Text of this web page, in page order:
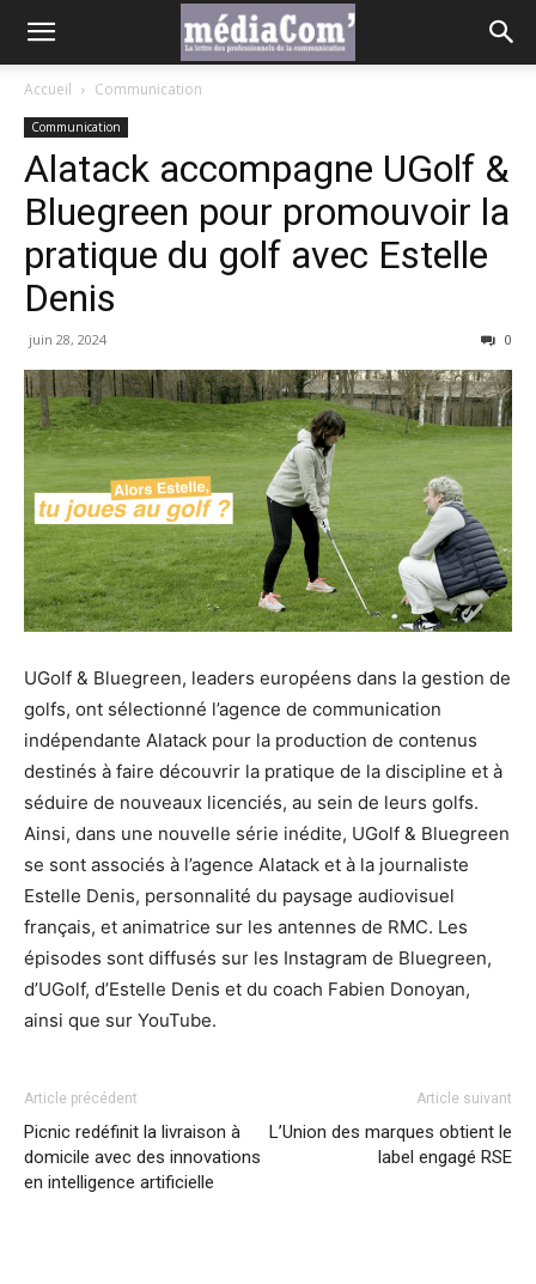
Accueil Communication
Communication
Alatack accompagne UGolf &
Bluegreen pour promouvoir la
pratique du golf avec Estelle
Denis
juin 28, 2024 0
UGolf & Bluegreen, leaders européens dans la gestion de
golfs, ont sélectionné l’agence de communication
indépendante Alatack pour la production de contenus
destinés à faire découvrir la pratique de la discipline et à
séduire de nouveaux licenciés, au sein de leurs golfs.
Ainsi, dans une nouvelle série inédite, UGolf & Bluegreen
se sont associés à l’agence Alatack et à la journaliste
Estelle Denis, personnalité du paysage audiovisuel
français, et animatrice sur les antennes de RMC. Les
épisodes sont diffusés sur les Instagram de Bluegreen,
d’UGolf, d’Estelle Denis et du coach Fabien Donoyan,
ainsi que sur YouTube.
Article précédent
Picnic redéfinit la livraison à
domicile avec des innovations
en intelligence artificielle
Article suivant
L’Union des marques obtient le
label engagé RSE